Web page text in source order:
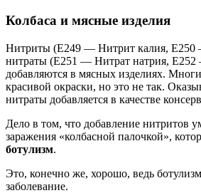
Колбаса и мясные изделия
Нитриты (E249 — Нитрит калия, Е250
нитраты (E251 — Нитрат натрия,
добавляются в мясных изделиях.
красивой окраски, но это не так.
нитраты добавляется в качестве
Дело в том, что добавление нитритов
заражения «колбасной палочкой»,
ботулизм.
Это, конечно же, хорошо, ведь
заболевание.